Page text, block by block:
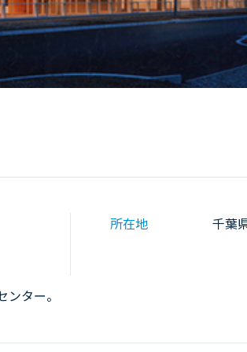
所在地
千葉
ター。